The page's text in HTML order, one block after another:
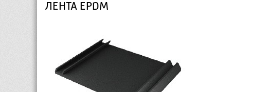
ЛЕНТА EPDM